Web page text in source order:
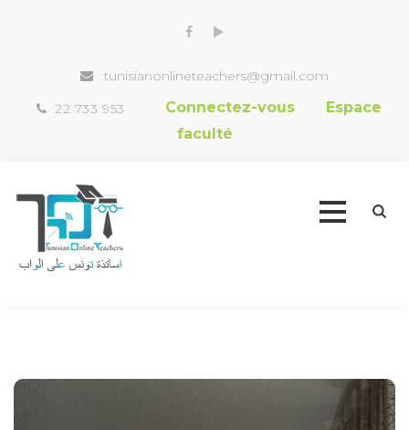
tunisianonlineteachers@gmail.com
22 733 953
Connectez-vous
Espace
faculté